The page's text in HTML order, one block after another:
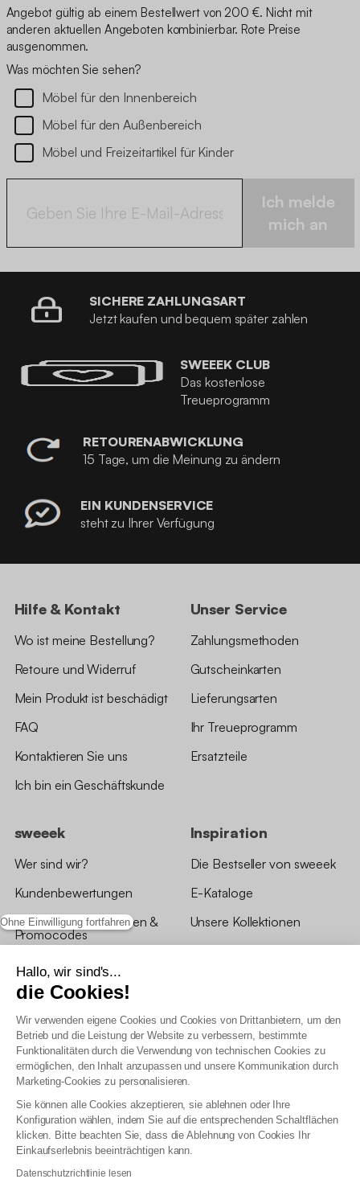
Ohne Einwilligung fortfahren
Hallo, wir sind's...
die Cookies!
Wir verwenden eigene Cookies und Cookies von Drittanbietern, um den
Betrieb und die Leistung der Website zu verbessern, bestimmte
Funktionalitäten durch die Verwendung von technischen Cookies zu
ermöglichen, den Inhalt anzupassen und unsere Kommunikation durch
Marketing-Cookies zu personalisieren.
Sie können alle Cookies akzeptieren, sie ablehnen oder Ihre
Konfiguration wählen, indem Sie auf die entsprechenden Schaltflächen
klicken. Bitte beachten Sie, dass die Ablehnung von Cookies Ihr
Einkaufserlebnis beeinträchtigen kann.
Datenschutzrichtlinie lesen
Angebot gültig ab einem Bestellwert von 200 €. Nicht mit
anderen aktuellen Angeboten kombinierbar. Rote Preise
ausgenommen.
Was möchten Sie sehen?
Möbel für den Innenbereich
Möbel für den Außenbereich
Möbel und Freizeitartikel für Kinder
Ich melde
mich an
SICHERE ZAHLUNGSART
Jetzt kaufen und bequem später zahlen
SWEEEK CLUB
Das kostenlose
Treueprogramm
RETOURENABWICKLUNG
15 Tage, um die Meinung zu ändern
EIN KUNDENSERVICE
steht zu Ihrer Verfügung
Hilfe & Kontakt
Wo ist meine Bestellung?
Retoure und Widerruf
Mein Produkt ist beschädigt
FAQ
Kontaktieren Sie uns
Ich bin ein Geschäftskunde
Unser Service
Zahlungsmethoden
Gutscheinkarten
Lieferungsarten
Ihr Treueprogramm
Ersatzteile
sweeek
Wer sind wir?
Kundenbewertungen
*Angebotsbedingungen &
Promocodes
Bewertungen von sweeek
Unsere Geschäfte
Inspiration
Die Bestseller von sweeek
E-Kataloge
Unsere Kollektionen
AGB Treueprogramm
Datenschutzrichtlinien
Allgemeine Geschäftsbedingungen für Geschäftskunden
Erklärung zur Barrierefreiheit